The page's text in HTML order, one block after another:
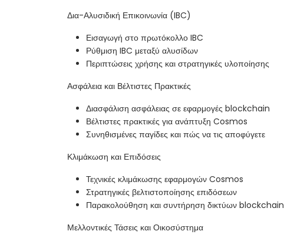
Δια-Αλυσιδική Επικοινωνία (IBC)
Εισαγωγή στο πρωτόκολλο IBC
Ρύθμιση IBC μεταξύ αλυσίδων
Περιπτώσεις χρήσης και στρατηγικές υλοποίησης
Ασφάλεια και Βέλτιστες Πρακτικές
Διασφάλιση ασφάλειας σε εφαρμογές blockchain
Βέλτιστες πρακτικές για ανάπτυξη Cosmos
Συνηθισμένες παγίδες και πώς να τις αποφύγετε
Κλιμάκωση και Επιδόσεις
Τεχνικές κλιμάκωσης εφαρμογών Cosmos
Στρατηγικές βελτιστοποίησης επιδόσεων
Παρακολούθηση και συντήρηση δικτύων blockchain
Μελλοντικές Τάσεις και Οικοσύστημα